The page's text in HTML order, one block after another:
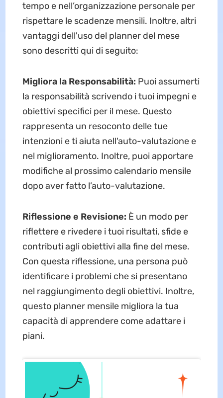
tempo e nell’organizzazione personale per
rispettare le scadenze mensili. Inoltre, altri
vantaggi dell'uso del planner del mese
sono descritti qui di seguito:
Migliora la Responsabilità: Puoi assumerti
la responsabilità scrivendo i tuoi impegni e
obiettivi specifici per il mese. Questo
rappresenta un resoconto delle tue
intenzioni e ti aiuta nell'auto-valutazione e
nel miglioramento. Inoltre, puoi apportare
modifiche al prossimo calendario mensile
dopo aver fatto l’auto-valutazione.
Riflessione e Revisione: È un modo per
riflettere e rivedere i tuoi risultati, sfide e
contributi agli obiettivi alla fine del mese.
Con questa riflessione, una persona può
identificare i problemi che si presentano
nel raggiungimento degli obiettivi. Inoltre,
questo planner mensile migliora la tua
capacità di apprendere come adattare i
piani.